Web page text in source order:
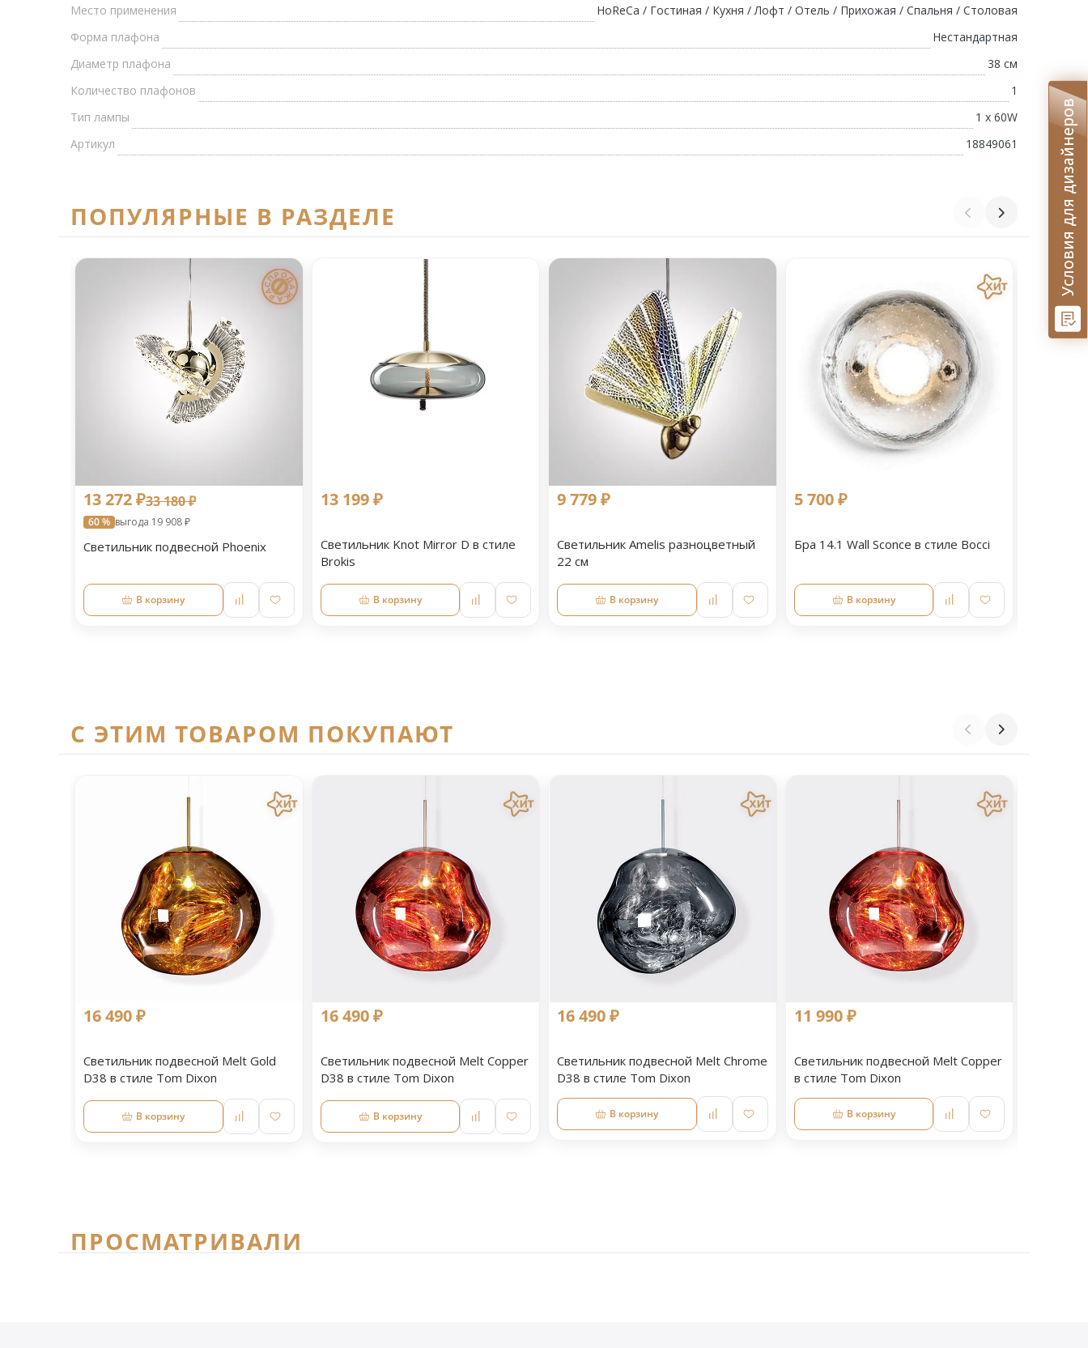
Место применения
HoReCa / Гостиная / Кухня / Лофт / Отель / Прихожая / Спальня / Столовая
Форма плафона
Нестандартная
Диаметр плафона
38 см
Количество плафонов
1
Тип лампы
1 х 60W
Артикул
18849061
ПОПУЛЯРНЫЕ В РАЗДЕЛЕ
13 272 ₽33 180 ₽
60 % выгода 19 908 ₽
Светильник подвесной Phoenix
В корзину
13 199 ₽
Светильник Knot Mirror D в стиле
Brokis
В корзину
9 779 ₽
Светильник Amelis разноцветный
22 см
В корзину
5 700 ₽
Бра 14.1 Wall Sconce в стиле Bocci
В корзину
C ЭТИМ ТОВАРОМ ПОКУПАЮТ
16 490 ₽
Светильник подвесной Melt Gold
D38 в стиле Tom Dixon
В корзину
16 490 ₽
Светильник подвесной Melt Copper
D38 в стиле Tom Dixon
В корзину
16 490 ₽
Светильник подвесной Melt Chrome
D38 в стиле Tom Dixon
В корзину
11 990 ₽
Светильник подвесной Melt Copper
в стиле Tom Dixon
В корзину
ПРОСМАТРИВАЛИ
Условия для дизайнеров